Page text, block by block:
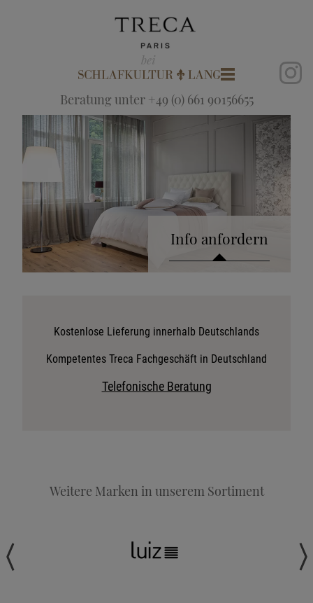
Beratung unter +49 (0) 661 90156655
Info anfordern
Stoffkollektion anfordern
Telefonische Beratung anfordern
Kostenlose Lieferung innerhalb Deutschlands
Kompetentes Treca Fachgeschäft in Deutschland
Telefonische Beratung
Weitere Marken in unserem Sortiment